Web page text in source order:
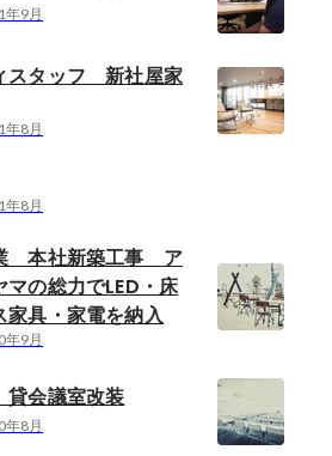
年9月
スタッフ 新社屋家
年8月
年8月
本社新築工事 ア
マの総力でLED・床
家具・家電を納入
年9月
会議室改装
年8月